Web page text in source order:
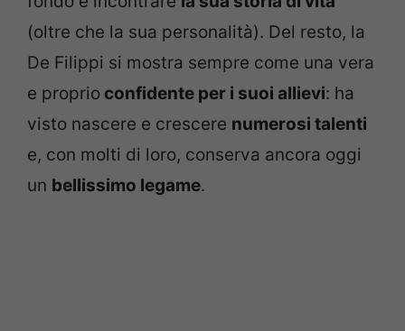
(oltre che la sua personalità). Del resto, la
De Filippi si mostra sempre come una vera
e proprio confidente per i suoi allievi: ha
visto nascere e crescere numerosi talenti
e, con molti di loro, conserva ancora oggi
un bellissimo legame.